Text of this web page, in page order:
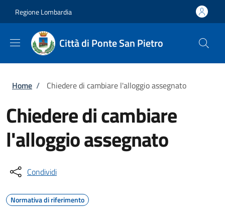
Regione Lombardia
Città di Ponte San Pietro
Briciole di pane
Home / Chiedere di cambiare l'alloggio assegnato
Chiedere di cambiare
l'alloggio assegnato
Condividi
Normativa di riferimento